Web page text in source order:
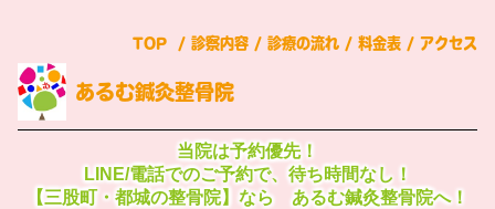
TOP / 診察内容 / 診療の流れ / 料金表 / アクセス
あるむ鍼灸整骨院
当院は予約優先！
LINE/電話でのご予約で、待ち時間なし！
【三股町・都城の整骨院】なら あるむ鍼灸整骨院へ！